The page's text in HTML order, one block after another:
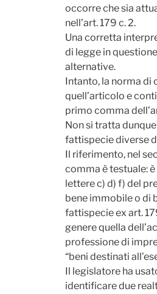
occorre che sia
nell’art. 179 c. 2.
Una corretta
di legge in
alternative.
Intanto, la norma di
quell’articolo e
primo comma
Non si tratta
fattispecie diverse
Il riferimento, nel
comma è testuale:
lettere c) d) f) del
bene immobile o di
fattispecie ex art.
genere quella
professione di
“beni destinati
Il legislatore ha
identificare due